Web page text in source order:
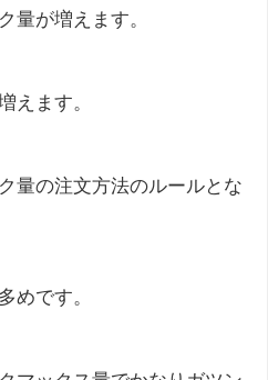
量が増えます。
えます。
量の注文方法のルールとな
めです。